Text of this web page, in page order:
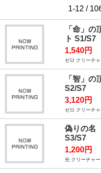
1-12 /
「命」
ト S1/S7
1,540円
ゼロ クリーチ
「智」
S2/S7
3,120円
ゼロ クリーチ
偽りの名
S3/S7
1,200円
光 クリーチャ